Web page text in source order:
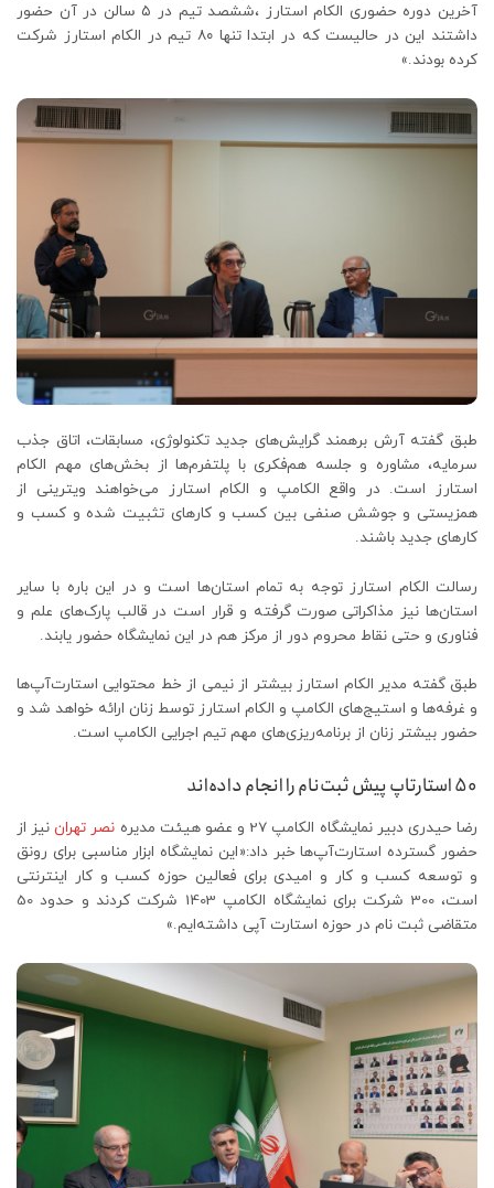
آخرین دوره حضوری الکام استارز ،ششصد تیم در ۵ سالن در آن حضور
داشتند این در حالیست که در ابتدا تنها ۸۰ تیم در الکام استارز شرکت
کرده بودند.»
طبق گفته آرش برهمند گرایش‌های جدید تکنولوژی، مسابقات، اتاق جذب
سرمایه، مشاوره و جلسه هم‌فکری با پلتفرم‌ها از بخش‌های مهم الکام
استارز است. در واقع الکامپ و الکام استارز می‌خواهند ویترینی از
همزیستی و جوشش صنفی بین کسب و کارهای تثبیت شده و کسب و
کارهای جدید باشند.
رسالت الکام استارز توجه به تمام استان‌ها است و در این باره با سایر
استان‌ها نیز مذاکراتی صورت گرفته و قرار است در قالب پارک‌های علم و
فناوری و حتی نقاط محروم دور از مرکز هم در این نمایشگاه حضور یابند.
طبق گفته مدیر الکام استارز بیشتر از نیمی از خط محتوایی استارت‌آپ‌ها
و غرفه‌ها و استیج‌های الکامپ و الکام استارز توسط زنان ارائه خواهد شد و
حضور بیشتر زنان از برنامه‌ریزی‌های مهم تیم اجرایی الکامپ است.
50 استارتاپ پیش ثبت‌‌نام را انجام داده‌اند
رضا حیدری دبیر نمایشگاه الکامپ 27 و عضو هیئت مدیره نصر تهراننیز از
حضور گسترده استارت‌آپ‌ها خبر داد:«این نمایشگاه ابزار مناسبی برای رونق
و توسعه کسب و کار و امیدی برای فعالین حوزه کسب و کار اینترنتی
است، 300 شرکت برای نمایشگاه الکامپ 1403 شرکت کردند و حدود 50
متقاضی ثبت نام در حوزه استارت آپی داشته‌ایم.»